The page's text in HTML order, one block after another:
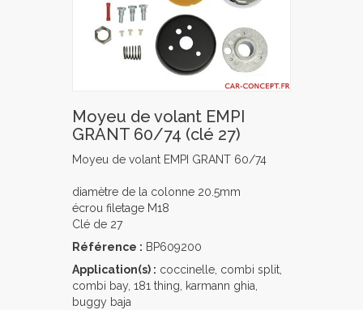
Moyeu de volant EMPI
GRANT 60/74 (clé 27)
Moyeu de volant EMPI GRANT 60/74
diamètre de la colonne 20.5mm
écrou filetage M18
Clé de 27
Référence : BP609200
Application(s) : coccinelle, combi split,
combi bay, 181 thing, karmann ghia,
buggy baja